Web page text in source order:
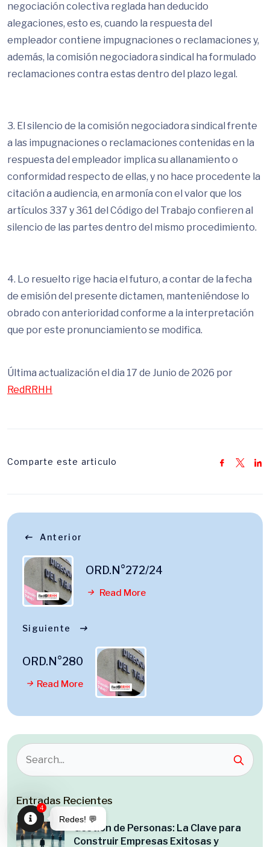
negociación colectiva reglada han deducido
alegaciones, esto es, cuando la respuesta del
empleador contiene impugnaciones o reclamaciones y,
además, la comisión negociadora sindical ha formulado
reclamaciones contra estas dentro del plazo legal.
3. El silencio de la comisión negociadora sindical frente
a las impugnaciones o reclamaciones contenidas en la
respuesta del empleador implica su allanamiento o
conformidad respecto de ellas, y no hace procedente la
citación a audiencia, en armonía con el valor que los
artículos 337 y 361 del Código del Trabajo confieren al
silencio de las partes dentro del mismo procedimiento.
4. Lo resuelto rige hacia el futuro, a contar de la fecha
de emisión del presente dictamen, manteniéndose lo
obrado con anterioridad conforme a la interpretación
que por este pronunciamiento se modifica.
Última actualización el dia 17 de Junio de 2026 por
RedRRHH
Comparte este articulo
Anterior
ORD.N°272/24
Read More
Siguiente
ORD.N°280
Read More
Entradas Recientes
Gestión de Personas: La Clave para
Construir Empresas Exitosas y
Redes! 💬
Open
4